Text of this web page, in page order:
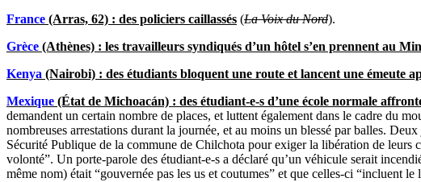
France (Arras, 62) : des policiers caillassés (La Voix du Nord).
Grèce (Athènes) : les travailleurs syndiqués d’un hôtel s’en prennent au
Kenya (Nairobi) : des étudiants bloquent une route et lancent une émeute
Mexique (État de Michoacán) : des étudiant-e-s d’une école normale
demandent un certain nombre de places, et luttent également dans le cadre du
nombreuses arrestations durant la journée, et au moins un blessé par balles.
Sécurité Publique de la commune de Chilchota pour exiger la libération de leurs
volonté”. Un porte-parole des étudiant-e-s a déclaré qu’un véhicule serait
même nom) était “gouvernée pas les us et coutumes” et que celles-ci “incluent le